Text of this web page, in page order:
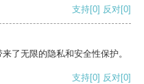
支持[0] 反对[0]
了无限的隐私和安全性保护。
支持[0] 反对[0]